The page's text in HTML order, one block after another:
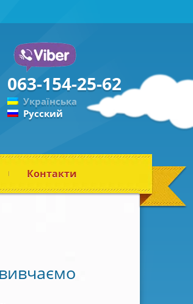
063-154-25-62
Українська
Русский
Контакти